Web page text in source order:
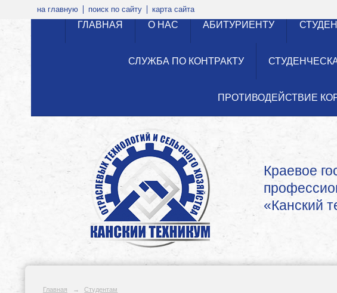
на главную поиск по сайту карта сайта
ГЛАВНАЯ О НАС АБИТУРИЕНТУ
СЛУЖБА ПО КОНТРАКТУ
ПРОТИВОДЕЙСТВИЕ
Краевое
«Канский
Главная → Студентам